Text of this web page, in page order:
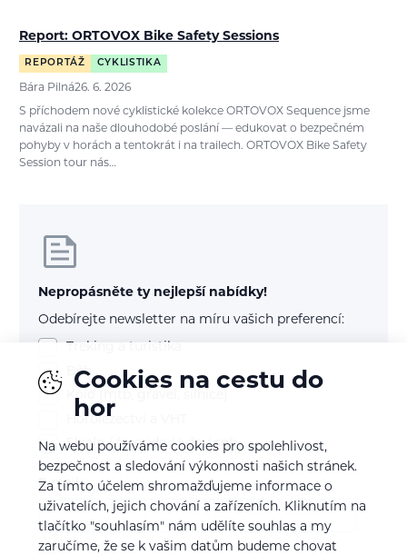
Report: ORTOVOX Bike Safety Sessions
REPORTÁŽ CYKLISTIKA
Bára Pilná26. 6. 2026
S příchodem nové cyklistické kolekce ORTOVOX Sequence jsme
navázali na naše dlouhodobé poslání — edukovat o bezpečném
pohyby v horách a tentokrát i na trailech. ORTOVOX Bike Safety
Session tour nás…
Nepropásněte ty nejlepší nabídky!
Odebírejte newsletter na míru vašich preferencí:
Běh
Kolo (mtb, gravel, silnice)
Horolezectví a VHT
Skialp / freeride / lyže / snb
E-mail
Cookies na cestu do
hor
Na webu používáme cookies pro spolehlivost,
bezpečnost a sledování výkonnosti našich stránek.
Za tímto účelem shromažďujeme informace o
uživatelích, jejich chování a zařízeních. Kliknutím na
tlačítko "souhlasím" nám udělíte souhlas a my
zaručíme, že se k vašim datům budeme chovat